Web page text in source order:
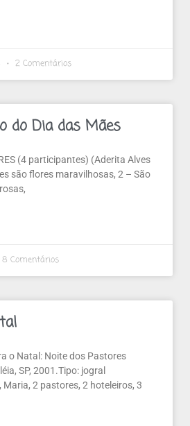
2 Comentários
do Dia das Mães
(4 participantes) (Aderita Alves
são flores maravilhosas, 2 – São
8 Comentários
o Natal: Noite dos Pastores
SP, 2001.Tipo: jogral
Maria, 2 pastores, 2 hoteleiros, 3